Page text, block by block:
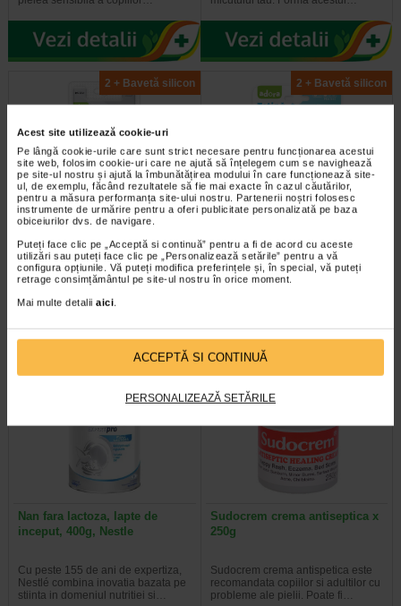
Acest site utilizează cookie-uri
Pe lângă cookie-urile care sunt strict necesare pentru funcționarea acestui
site web, folosim cookie-uri care ne ajută să înțelegem cum se navighează
pe site-ul nostru și ajută la îmbunătățirea modului în care funcționează site-
ul, de exemplu, făcând rezultatele să fie mai exacte în cazul căutărilor,
pentru a măsura performanța site-ului nostru. Partenerii noștri folosesc
instrumente de urmărire pentru a oferi publicitate personalizată pe baza
obiceiurilor dvs. de navigare.
Puteți face clic pe „Acceptă si continuă” pentru a fi de acord cu aceste
utilizări sau puteți face clic pe „Personalizează setările” pentru a vă
configura opțiunile. Vă puteți modifica preferințele și, în special, vă puteți
retrage consimțământul pe site-ul nostru în orice moment.
Mai multe detalii aici
ACCEPTĂ SI CONTINUĂ
PERSONALIZEAZĂ SETĂRILE
2 + Bavetă silicon
Adora Lantisor pentru suzeta
Lantisorul Adora protejeaza de
cadere, pierdere si murdarie,
suzeta favorita a copilului. …
2 + Bavetă silicon
Tetina anticolici cu flux redus
Tetinele Adora au flux adaptat in
functie de etapa de dezvoltare a
Nan fara lactoza, lapte de
inceput, 400g, Nestle
Cu peste 155 de ani de expertiza,
Nestlé combina inovatia bazata pe
stiinta in domeniul nutritiei si…
Sudocrem crema antiseptica x
250g
Sudocrem crema antispetica este
recomandata copiilor si adultilor cu
probleme ale pielii. Poate fi…